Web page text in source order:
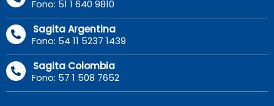
Fono: 51 1 640 9810
Sagita Argentina
Fono: 54 11 5237 1439
Sagita Colombia
Fono: 57 1 508 7652